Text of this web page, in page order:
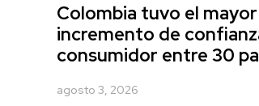
Colombia tuvo el mayor
incremento de
consumidor entre 30
agosto 3, 2026